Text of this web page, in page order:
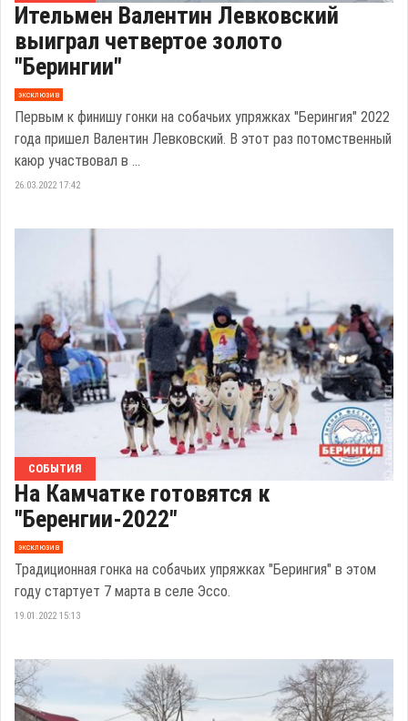
Ительмен Валентин Левковский
выиграл четвертое золото
"Берингии"
эксклюзив
Первым к финишу гонки на собачьих упряжках "Берингия" 2022
года пришел Валентин Левковский. В этот раз потомственный
каюр участвовал в ...
26.03.2022 17:42
СОБЫТИЯ
На Камчатке готовятся к
"Беренгии-2022"
эксклюзив
Традиционная гонка на собачьих упряжках "Берингия" в этом
году стартует 7 марта в селе Эссо.
19.01.2022 15:13